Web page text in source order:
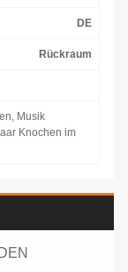
DE
Rückraum
Musik
Knochen im